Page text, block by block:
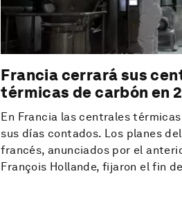
Francia cerrará sus
térmicas de carbón en
En Francia las centrales
sus días contados. Los planes
francés, anunciados por el
François Hollande, fijaron el fin